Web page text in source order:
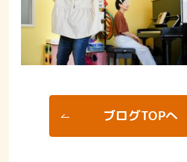
ブログTOPへ